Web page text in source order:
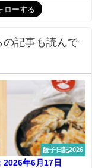
の記事も読んで
餃子日記2026
2026年6月17日